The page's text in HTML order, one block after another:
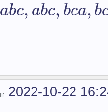
abc,abc,bca,b
2022-10-22